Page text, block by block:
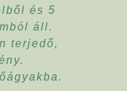
és 5
áll.
terjedő,